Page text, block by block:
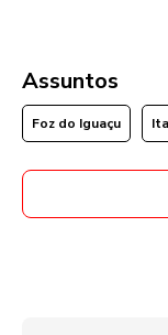
Assuntos
Foz do Iguaçu